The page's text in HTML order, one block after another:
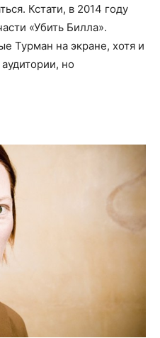
Кстати, в 2014 году
«Убить Билла».
Турман на экране, хотя и
но